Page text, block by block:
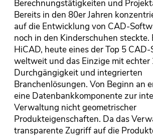
Berechnungstätigkeiten und
Bereits in den 80er Jahren
auf die Entwicklung von CAD-
noch in den Kinderschuhen steckte.
HiCAD, heute eines der Top 5 CAD-
weltweit und das Einzige mit
Durchgängigkeit und integrierten
Branchenlösungen. Von Beginn an
eine Datenbankkomponente zur
Verwaltung nicht geometrischer
Produkteigenschaften. Da das
transparente Zugriff auf die